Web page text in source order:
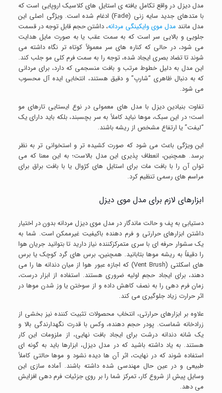
مدل دیزل در واقع تکامل یافته ی استایل های کلاسیک اروپایی است که
با متدهای جدید سایه زنی (Fade) ادغام شده است. ویژگی اصلی این
مدل مانند مدل موی وایکینگی مردانه، داشتن حجم قابل توجه در قسمت
جلویی و بالایی سر است که به سمت عقب یا به صورت مایل هدایت
می شود، در حالی که کناره های سر معمولاً کوتاه تر نگاه داشته می
شوند تا تضاد بصری ایجاد شده، توجه را به سمت فرم کلی مو جلب کند.
این مدل به دلیل خطوط مرتب و بافت منسجمی که دارد، برای مردانی
که به دنبال ظاهری “شارپ” و دقیق هستند، انتخابی ایده آل محسوب
می شود.
تفاوت بنیادین دیزل با مدل های معمولی در نوع ایستایی تارهای مو
است؛ در این سبک، موها نباید کاملاً به سر بچسبند، بلکه باید دارای یک
“لیفت” یا ارتفاع مشخص از ریشه باشند.
این ویژگی باعث می شود که صورت کشیده تر و استخوانی تر به نظر
برسد. همچنین، انعطاف پذیری این مدل بالاست؛ به این معنا که می
توان آن را با بافت مات برای استایل های کژوال یا با بافت براق برای
مراسم های رسمی تنظیم کرد.
ابزارهای لازم برای مدل موی دیزل
دستیابی به پف و حالت ماندگار در مدل موی دیزل مردانه بدون در اختیار
داشتن ابزارهای حرارتی و فرم دهنده باکیفیت غیرممکن است. شما به
یک سشوار حرفه ای با سری متمرکزکننده نیاز دارید تا بتوانید جریان هوا
را دقیقاً به ریشه موها بتابانید. همچنین، برس های گرد کوچک یا برس
های اسکلتی (Vent Brush) که اجازه عبور هوا از میان دندانه ها را می
دهند، برای ایجاد حجم اولیه ضروری هستند. استفاده از ابزار درست،
زمان فرم دهی را به نصف کاهش داده و از سوختن یا وز شدن موها در
اثر حرارت زیاد جلوگیری می کند.
علاوه بر ابزارهای حرارتی، انتخاب محصولات تثبیت کننده نیز بخشی از
زرادخانه شماست. پودر حجم دهنده، وکس با قدرت نگهدارندگی بالا و
یک شانه دندانه درشت برای ایجاد بافت نهایی، از ملزومات این کار
هستند. به یاد داشته باشید که در مدل دیزل، ابزارها باید به گونه ای
استفاده شوند که در نهایت، اثر آن ها دیده نشود و موها حالتی کاملاً
طبیعی و در عین حال مهندسی شده داشته باشند. آماده سازی این
وسایل پیش از شروع کار، تمرکز شما را بر روی جزئیات فرم دهی افزایش
می دهد.